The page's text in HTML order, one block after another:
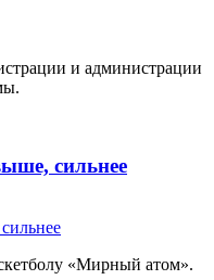
и администрации
сильнее
«Мирный атом».